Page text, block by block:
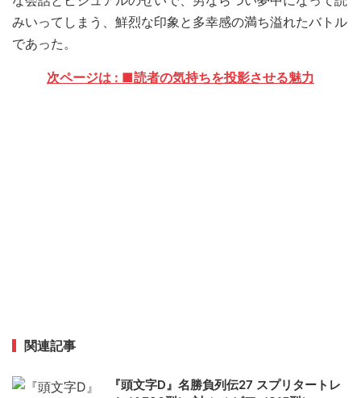
みいってしまう、鮮烈な印象と多幸感の満ち溢れたバトル
であった。
次ページは : ■読者の気持ちを投影させる魅力
関連記事
『頭文字D』名勝負列伝27 スプリタートレ